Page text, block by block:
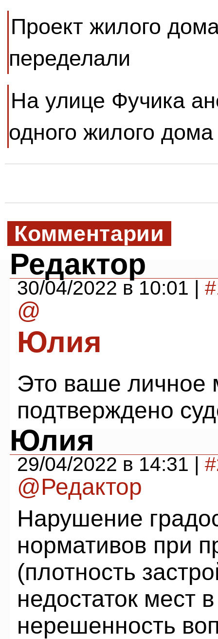
Проект жилого
переделали
На улице Фучика
одного жилого
Комментарии
Редактор
30/04/2022 в 10:01 |
@
Юлия
Это ваше личное
подтверждено
Юлия
29/04/2022 в 14:31 |
@Редактор
Нарушение
нормативов при
(плотность
недостаток мест
нерешенность